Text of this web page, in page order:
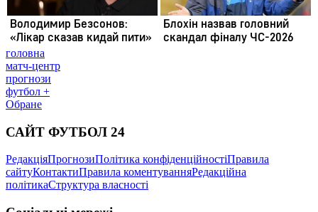
головна
матч-центр
прогнози
футбол +
Обране
САЙТ ФУТБОЛ 24
РедакціяПрогнозиПолітика конфіденційностіПравила
сайтуКонтактиПравила коментуванняРедакційна
політикаСтруктура власності